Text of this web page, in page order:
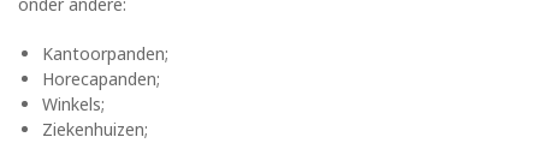
onder andere:
Kantoorpanden;
Horecapanden;
Winkels;
Ziekenhuizen;